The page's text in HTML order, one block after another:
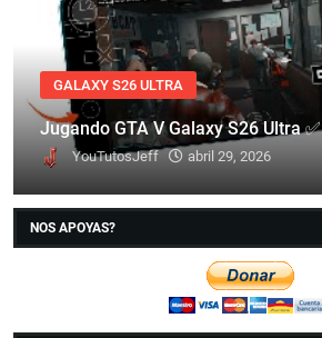
GALAXY S26 ULTRA
Jugando GTA V Galaxy S26 Ultra ✅
YouTutosJeff abril 29, 2026
NOS APOYAS?